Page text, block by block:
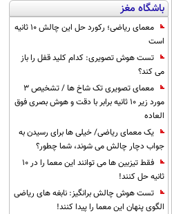
باشگاه مغز
معمای ریاضی؛ رکورد حل این چالش 10 ثانیه
است
تست هوش تصویری: کدام کلید قفل را باز
می کند؟
معمای تصویری تک شاخ ها / تشخیص 3
مورد زیر 10 ثانیه برابر با دقت و هوش بصری فوق
العاده
یک معمای ریاضی/ خیلی ها برای رسیدن به
جواب دچار چالش می شوند، شما چطور؟
فقط تیزبین ها می توانند این معما را در 10
ثانیه حل کنند!
تست هوش چالش برانگیز: نابغه های ریاضی
الگوی پنهان این معما را پیدا کنند!